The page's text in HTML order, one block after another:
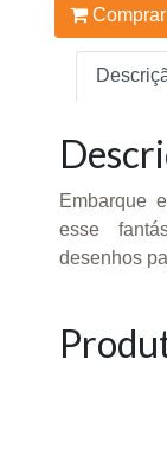
Comprar
Embarque
esse
desenhos